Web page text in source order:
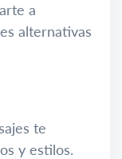
a
alternativas
te
y estilos.